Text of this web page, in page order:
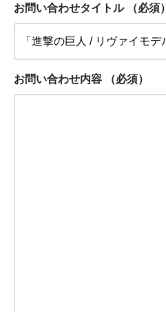
お問い合わせタイトル （必須）
お問い合わせ内容 （必須）